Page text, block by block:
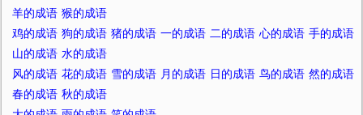
羊的成语 猴的成语
鸡的成语 狗的成语 猪的成语 一的成语 二的成语 心的成语 手的成语
山的成语 水的成语
风的成语 花的成语 雪的成语 月的成语 日的成语 鸟的成语 然的成语
春的成语 秋的成语